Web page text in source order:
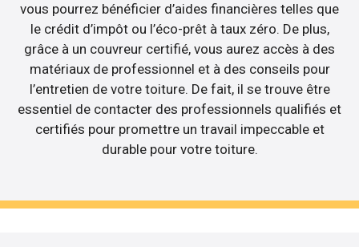
vous pourrez bénéficier d’aides financières telles que
le crédit d’impôt ou l’éco-prêt à taux zéro. De plus,
grâce à un couvreur certifié, vous aurez accès à des
matériaux de professionnel et à des conseils pour
l’entretien de votre toiture. De fait, il se trouve être
essentiel de contacter des professionnels qualifiés et
certifiés pour promettre un travail impeccable et
durable pour votre toiture.